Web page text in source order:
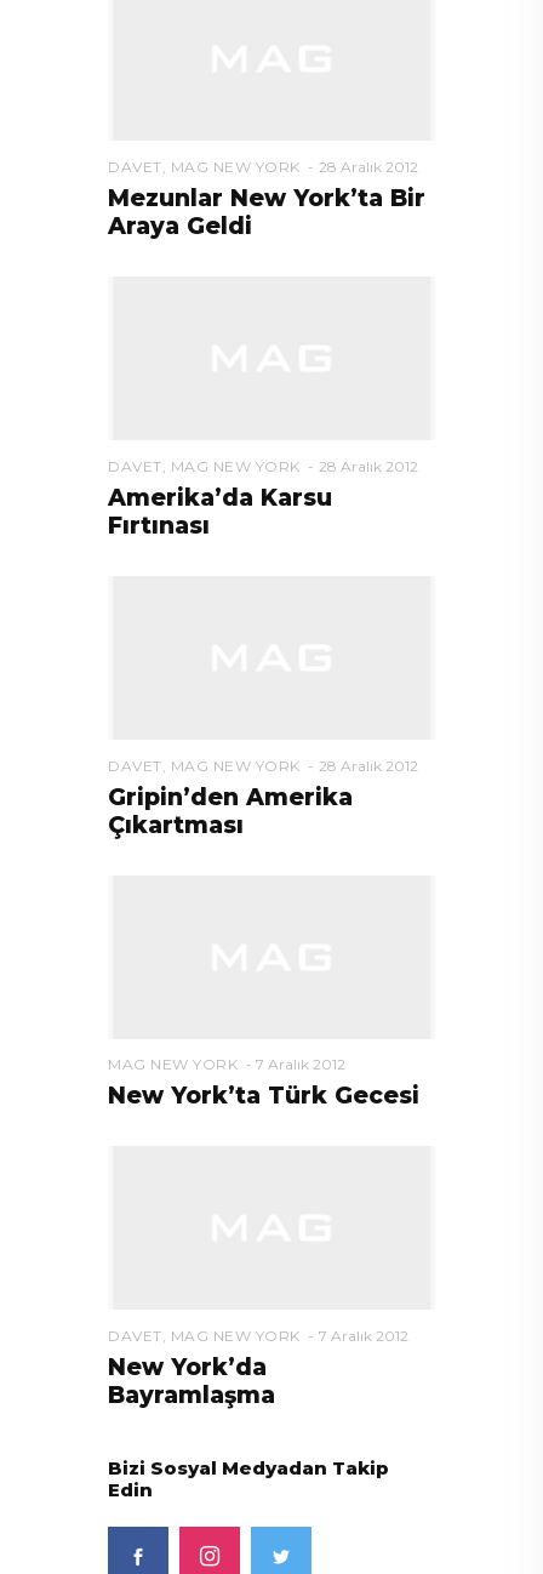
DAVET MAG NEW YORK 28 Aralık 2012
Mezunlar New York’ta Bir
Araya Geldi
DAVET MAG NEW YORK 28 Aralık 2012
Amerika’da Karsu
Fırtınası
DAVET MAG NEW YORK 28 Aralık 2012
Gripin’den Amerika
Çıkartması
MAG NEW YORK 7 Aralık 2012
New York’ta Türk Gecesi
DAVET, MAG NEW YORK 7 Aralık 2012
New York’da
Bayramlaşma
Bizi Sosyal Medyadan Takip
Edin